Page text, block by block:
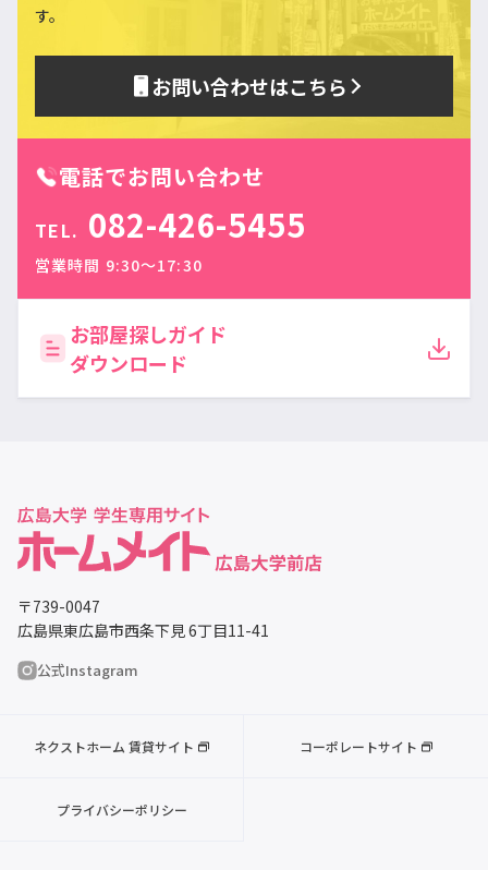
す。
お問い合わせはこちら
電話でお問い合わせ
TEL. 082-426-5455
営業時間 9:30〜17:30
お部屋探しガイド
ダウンロード
〒739-0047
広島県東広島市西条下見 6丁目11-41
公式Instagram
ネクストホーム 賃貸サイト コーポレートサイト
プライバシーポリシー